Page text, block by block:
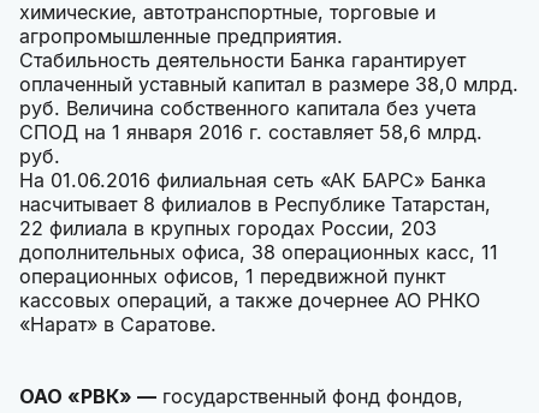
химические, автотранспортные, торговые и
агропромышленные предприятия.
Стабильность деятельности Банка гарантирует
оплаченный уставный капитал в размере 38,0 млрд.
руб. Величина собственного капитала без учета
СПОД на 1 января 2016 г. составляет 58,6 млрд.
руб.
На 01.06.2016 филиальная сеть «АК БАРС» Банка
насчитывает 8 филиалов в Республике Татарстан,
22 филиала в крупных городах России, 203
дополнительных офиса, 38 операционных касс, 11
операционных офисов, 1 передвижной пункт
кассовых операций, а также дочернее АО РНКО
«Нарат» в Саратове.
ОАО «РВК» — государственный фонд фондов,